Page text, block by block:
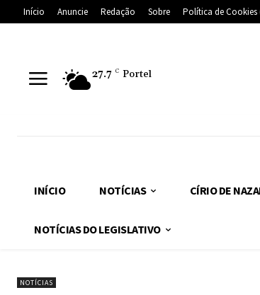
Início Anuncie Redação Sobre Política de Cookies
27.7 C Portel
INÍCIO NOTÍCIAS CÍRIO DE
NOTÍCIAS DO LEGISLATIVO
NOTÍCIAS